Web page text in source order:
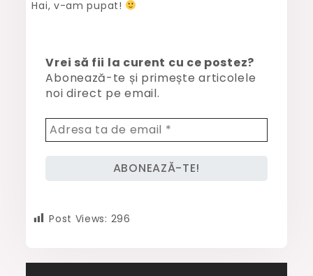
Hai, v-am pupat!
Vrei să fii la curent cu ce postez?
Abonează-te și primește articolele
noi direct pe email.
Post Views: 296